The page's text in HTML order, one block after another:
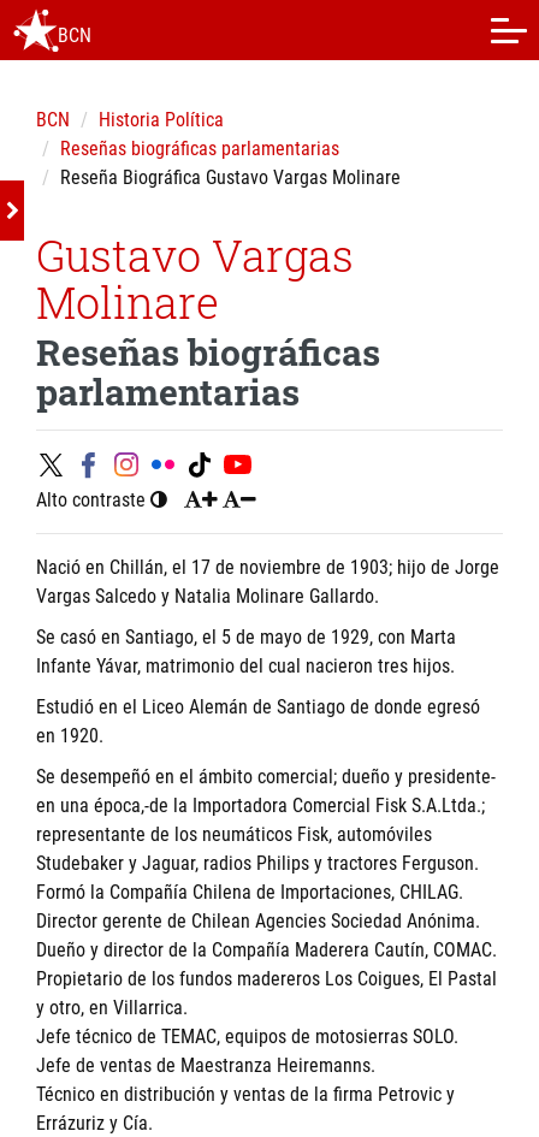
BCN
BCN
Historia Política
Reseñas biográficas parlamentarias
Reseña Biográfica Gustavo Vargas Molinare
Gustavo Vargas
Molinare
Reseñas biográficas
parlamentarias
Alto contraste
Nació en Chillán, el 17 de noviembre de 1903; hijo de Jorge
Vargas Salcedo y Natalia Molinare Gallardo.
Se casó en Santiago, el 5 de mayo de 1929, con Marta
Infante Yávar, matrimonio del cual nacieron tres hijos.
Estudió en el Liceo Alemán de Santiago de donde egresó
en 1920.
Se desempeñó en el ámbito comercial; dueño y presidente-
en una época,-de la Importadora Comercial Fisk S.A.Ltda.;
representante de los neumáticos Fisk, automóviles
Studebaker y Jaguar, radios Philips y tractores Ferguson.
Formó la Compañía Chilena de Importaciones, CHILAG.
Director gerente de Chilean Agencies Sociedad Anónima.
Dueño y director de la Compañía Maderera Cautín, COMAC.
Propietario de los fundos madereros Los Coigues, El Pastal
y otro, en Villarrica.
Jefe técnico de TEMAC, equipos de motosierras SOLO.
Jefe de ventas de Maestranza Heiremanns.
Técnico en distribución y ventas de la firma Petrovic y
Errázuriz y Cía.